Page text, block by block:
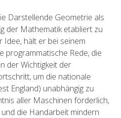
Darstellende Geometrie als
der Mathematik etabliert zu
Idee, hält er bei seinem
programmatische Rede, die
der Wichtigkeit der
um die nationale
England) unabhängig zu
aller Maschinen förderlich,
die Handarbeit mindern